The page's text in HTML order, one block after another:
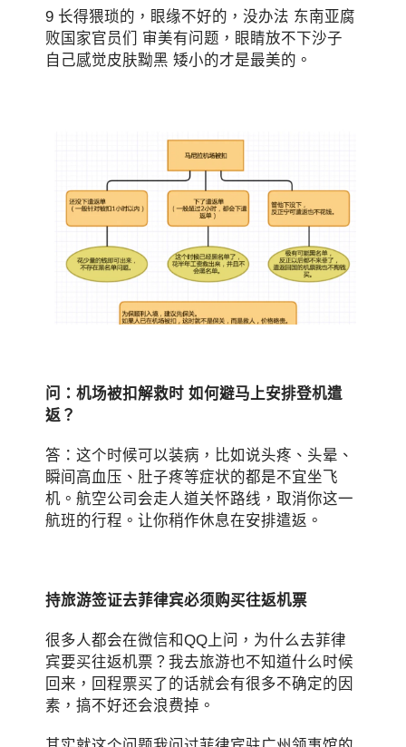
9 长得猥琐的，眼缘不好的，没办法 东南亚腐
败国家官员们 审美有问题，眼睛放不下沙子
自己感觉皮肤黝黑 矮小的才是最美的。
问：机场被扣解救时 如何避马上安排登机遣
返？
答：这个时候可以装病，比如说头疼、头晕、
瞬间高血压、肚子疼等症状的都是不宜坐飞
机。航空公司会走人道关怀路线，取消你这一
航班的行程。让你稍作休息在安排遣返。
持旅游签证去菲律宾必须购买往返机票
很多人都会在微信和QQ上问，为什么去菲律
宾要买往返机票？我去旅游也不知道什么时候
回来，回程票买了的话就会有很多不确定的因
素，搞不好还会浪费掉。